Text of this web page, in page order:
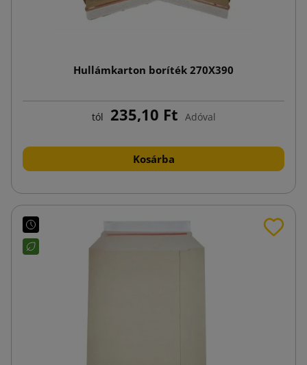
Hullámkarton boríték 270X390
tól 235,10 Ft Adóval
Kosárba